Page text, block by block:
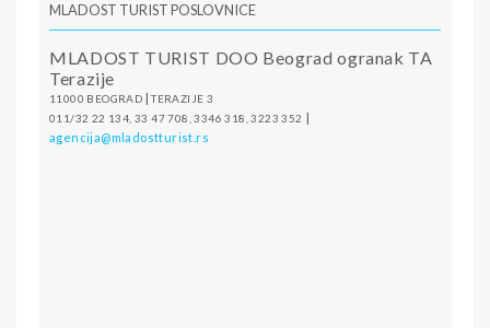
MLADOST TURIST POSLOVNICE
MLADOST TURIST DOO Beograd ogranak TA
Terazije
11000 BEOGRAD |TERAZIJE 3
011/32 22 134, 33 47 708, 3346 318, 3223 352 |
agencija@mladostturist.rs